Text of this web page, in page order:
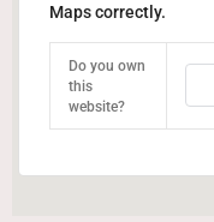
Maps correctly.
Do you own
this
website?